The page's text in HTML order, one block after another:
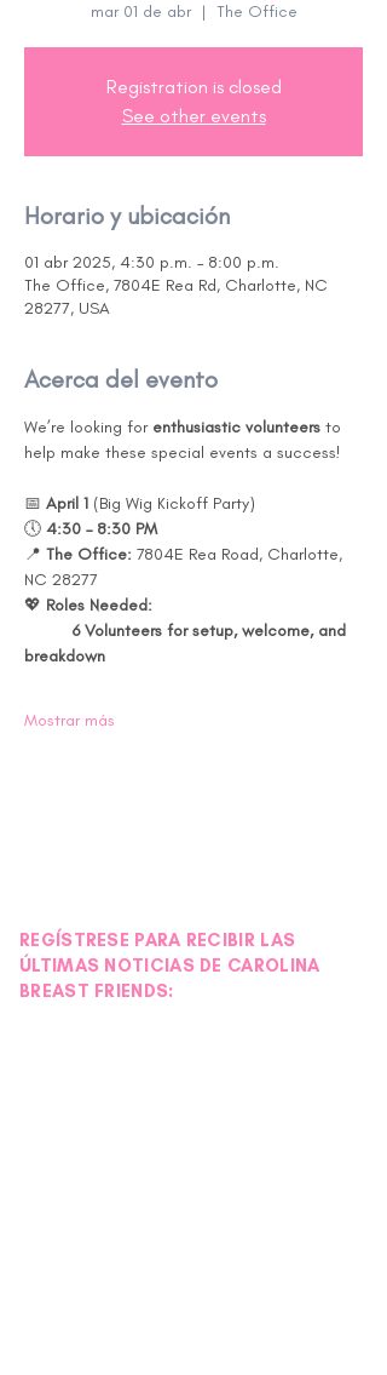
mar 01 de abr
  |
The Office
Registration is closed
See other events
Horario y ubicación
01 abr 2025, 4:30 p.m. – 8:00 p.m.
The Office, 7804E Rea Rd, Charlotte, NC
28277, USA
Acerca del evento
We’re looking for enthusiastic volunteers to
help make these special events a success!
📅 April 1 (Big Wig Kickoff Party)
🕔 4:30 – 8:30 PM
📍 The Office: 7804E Rea Road, Charlotte,
NC 28277
💖 Roles Needed:
breakdown
Mostrar más
REGÍSTRESE PARA RECIBIR LAS
ÚLTIMAS NOTICIAS DE CAROLINA
BREAST FRIENDS: